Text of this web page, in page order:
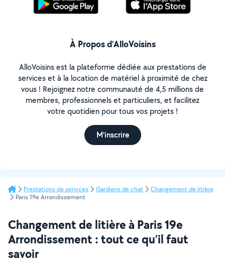
À Propos d’AlloVoisins
AlloVoisins est la plateforme dédiée aux prestations de
services et à la location de matériel à proximité de chez
vous ! Rejoignez notre communauté de 4,5 millions de
membres, professionnels et particuliers, et facilitez
votre quotidien pour tous vos projets !
M'inscrire
Prestations de services Gardiens de chat
Changement de litière
Paris 19e Arrondissement
Changement de litière à Paris 19e
Arrondissement : tout ce qu’il faut
savoir